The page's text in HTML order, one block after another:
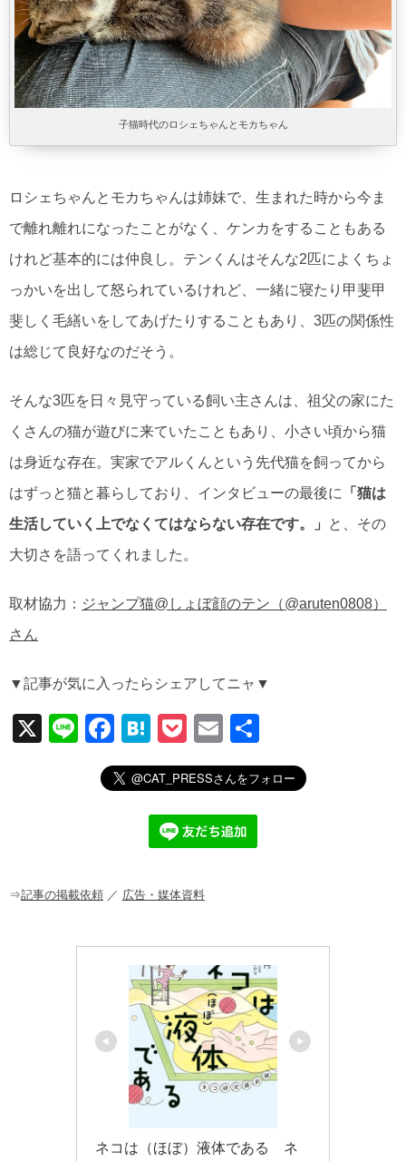
子猫時代のロシェちゃんとモカちゃん
ロシェちゃんとモカちゃんは姉妹で、生まれた時から今ま
で離れ離れになったことがなく、ケンカをすることもある
けれど基本的には仲良し。テンくんはそんな2匹によくちょ
っかいを出して怒られているけれど、一緒に寝たり甲斐甲
斐しく毛繕いをしてあげたりすることもあり、3匹の関係性
は総じて良好なのだそう。
そんな3匹を日々見守っている飼い主さんは、祖父の家にた
くさんの猫が遊びに来ていたこともあり、小さい頃から猫
は身近な存在。実家でアルくんという先代猫を飼ってから
はずっと猫と暮らしており、インタビューの最後に
「猫は
生活していく上でなくてはならない存在です。」
と、その
大切さを語ってくれました。
取材協力： ジャンプ猫@しょぼ顔のテン（@aruten0808）
さん
▼記事が気に入ったらシェアしてニャ▼
X
Li
F
a
c
o
H
at
e
n
a
P
o
ck
et
E
m
ail
有
⇒記事の掲載依頼 ／ 広告・媒体資料
ネコは（ほぼ）液体である　ネ